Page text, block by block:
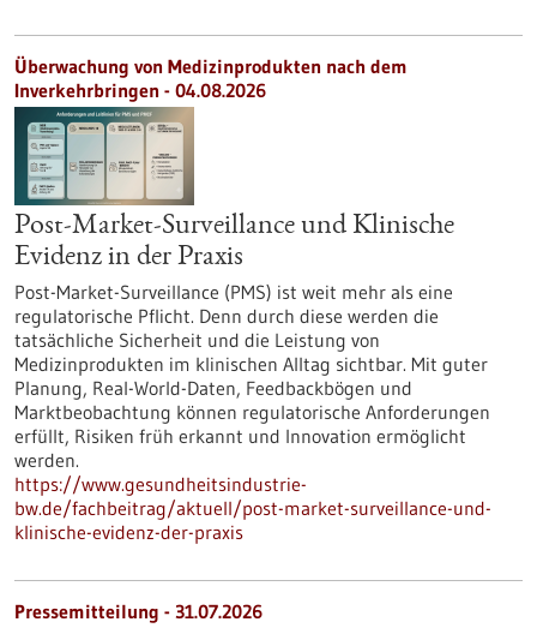
Überwachung von Medizinprodukten nach dem
Inverkehrbringen - 04.08.2026
Post-Market-Surveillance und Klinische
Evidenz in der Praxis
Post-Market-Surveillance (PMS) ist weit mehr als eine
regulatorische Pflicht. Denn durch diese werden die
tatsächliche Sicherheit und die Leistung von
Medizinprodukten im klinischen Alltag sichtbar. Mit guter
Planung, Real-World-Daten, Feedbackbögen und
Marktbeobachtung können regulatorische Anforderungen
erfüllt, Risiken früh erkannt und Innovation ermöglicht
werden.
https://www.gesundheitsindustrie-
bw.de/fachbeitrag/aktuell/post-market-surveillance-und-
klinische-evidenz-der-praxis
Pressemitteilung - 31.07.2026